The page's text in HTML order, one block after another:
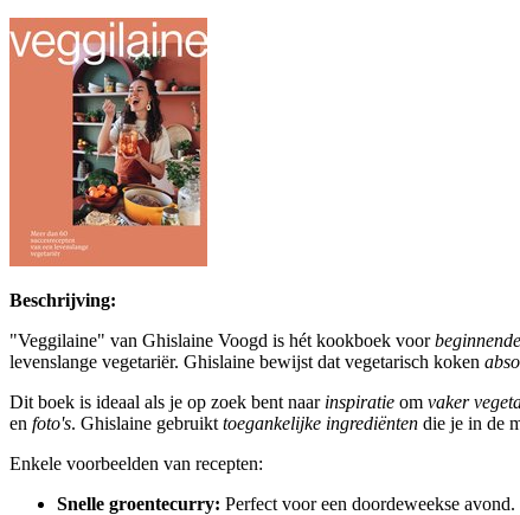
Beschrijving:
"Veggilaine" van Ghislaine Voogd is hét kookboek voor
levenslange vegetariër. Ghislaine bewijst dat vegetarisch koken
Dit boek is ideaal als je op zoek bent naar inspiratie om vaker
en foto's. Ghislaine gebruikt toegankelijke ingrediënten die je in de
Enkele voorbeelden van recepten:
Snelle groentecurry: Perfect voor een doordeweekse avond.